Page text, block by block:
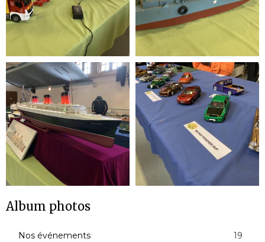
Album photos
Nos événements 19